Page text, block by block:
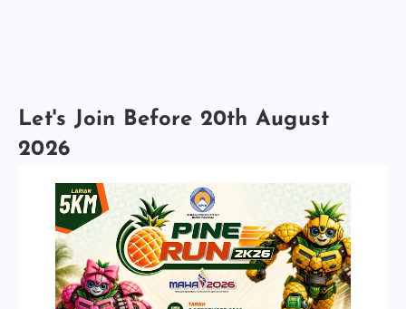
Let's Join Before 20th August
2026